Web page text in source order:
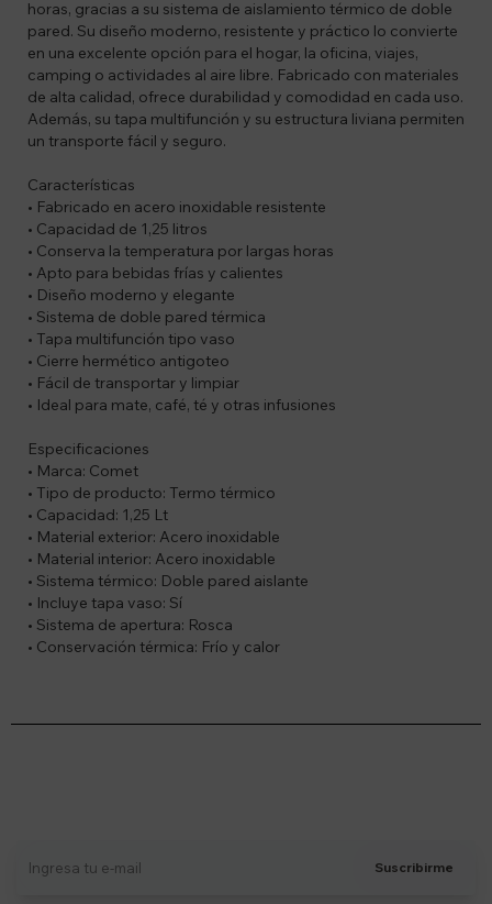
horas, gracias a su sistema de aislamiento térmico de doble
pared. Su diseño moderno, resistente y práctico lo convierte
en una excelente opción para el hogar, la oficina, viajes,
camping o actividades al aire libre. Fabricado con materiales
de alta calidad, ofrece durabilidad y comodidad en cada uso.
Además, su tapa multifunción y su estructura liviana permiten
un transporte fácil y seguro.
Características
• Fabricado en acero inoxidable resistente
• Capacidad de 1,25 litros
• Conserva la temperatura por largas horas
• Apto para bebidas frías y calientes
• Diseño moderno y elegante
• Sistema de doble pared térmica
• Tapa multifunción tipo vaso
• Cierre hermético antigoteo
• Fácil de transportar y limpiar
• Ideal para mate, café, té y otras infusiones
Especificaciones
• Marca: Comet
• Tipo de producto: Termo térmico
• Capacidad: 1,25 Lt
• Material exterior: Acero inoxidable
• Material interior: Acero inoxidable
• Sistema térmico: Doble pared aislante
• Incluye tapa vaso: Sí
• Sistema de apertura: Rosca
• Conservación térmica: Frío y calor
Suscribirme